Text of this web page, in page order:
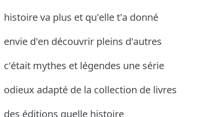
histoire va plus et qu'elle t'a donné
envie d'en découvrir pleins d'autres
c'était mythes et légendes une série
odieux adapté de la collection de livres
des éditions quelle histoire